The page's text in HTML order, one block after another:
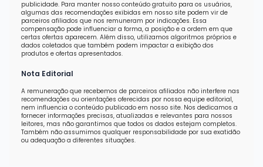
publicidade. Para manter nosso conteúdo gratuito para os usuários,
algumas das recomendações exibidas em nosso site podem vir de
parceiros afiliados que nos remuneram por indicações. Essa
compensação pode influenciar a forma, a posição e a ordem em que
certas ofertas aparecem. Além disso, utilizamos algoritmos próprios e
dados coletados que também podem impactar a exibição dos
produtos e ofertas apresentados.
Nota Editorial
A remuneração que recebemos de parceiros afiliados não interfere nas
recomendações ou orientações oferecidas por nossa equipe editorial,
nem influencia o conteúdo publicado em nosso site. Nos dedicamos a
fornecer informações precisas, atualizadas e relevantes para nossos
leitores, mas não garantimos que todos os dados estejam completos.
Também não assumimos qualquer responsabilidade por sua exatidão
ou adequação a diferentes situações.